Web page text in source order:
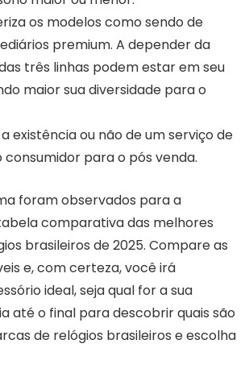
os modelos como sendo de
premium. A depender da
três linhas podem estar em seu
maior sua diversidade para o
existência ou não de um serviço de
para o pós venda.
foram observados para a
comparativa das melhores
brasileiros de 2025. Compare as
e, com certeza, você irá
ideal, seja qual for a sua
até o final para descobrir quais são
de relógios brasileiros e escolha